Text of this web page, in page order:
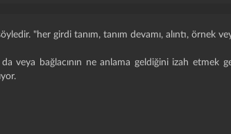
yapıldığında girdinin kalanı başlık hakkında
"her girdi tanım, tanım devamı, alıntı, örnek
veya bağlacının ne anlama geldiğini izah etmek